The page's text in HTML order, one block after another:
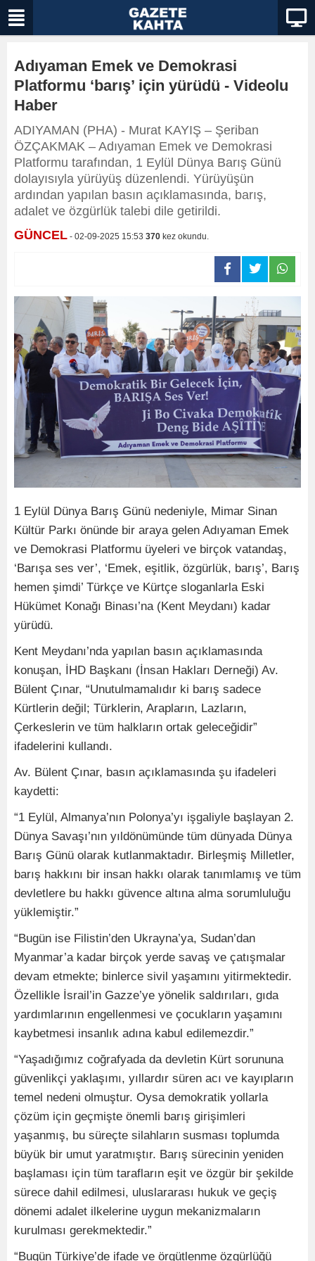
Adıyaman Emek ve Demokrasi
Platformu ‘barış’ için yürüdü - Videolu
Haber
ADIYAMAN (PHA) - Murat KAYIŞ – Şeriban
ÖZÇAKMAK – Adıyaman Emek ve Demokrasi
Platformu tarafından, 1 Eylül Dünya Barış Günü
dolayısıyla yürüyüş düzenlendi. Yürüyüşün
ardından yapılan basın açıklamasında, barış,
adalet ve özgürlük talebi dile getirildi.
GÜNCEL - 02-09-2025 15:53 370 kez okundu.
1 Eylül Dünya Barış Günü nedeniyle, Mimar Sinan
Kültür Parkı önünde bir araya gelen Adıyaman Emek
ve Demokrasi Platformu üyeleri ve birçok vatandaş,
‘Barışa ses ver’, ‘Emek, eşitlik, özgürlük, barış’, Barış
hemen şimdi’ Türkçe ve Kürtçe sloganlarla Eski
Hükümet Konağı Binası’na (Kent Meydanı) kadar
yürüdü.
Kent Meydanı’nda yapılan basın açıklamasında
konuşan, İHD Başkanı (İnsan Hakları Derneği) Av.
Bülent Çınar, “Unutulmamalıdır ki barış sadece
Kürtlerin değil; Türklerin, Arapların, Lazların,
Çerkeslerin ve tüm halkların ortak geleceğidir”
ifadelerini kullandı.
Av. Bülent Çınar, basın açıklamasında şu ifadeleri
kaydetti:
“1 Eylül, Almanya’nın Polonya’yı işgaliyle başlayan 2.
Dünya Savaşı’nın yıldönümünde tüm dünyada Dünya
Barış Günü olarak kutlanmaktadır. Birleşmiş Milletler,
barış hakkını bir insan hakkı olarak tanımlamış ve tüm
devletlere bu hakkı güvence altına alma sorumluluğu
yüklemiştir.”
“Bugün ise Filistin’den Ukrayna’ya, Sudan’dan
Myanmar’a kadar birçok yerde savaş ve çatışmalar
devam etmekte; binlerce sivil yaşamını yitirmektedir.
Özellikle İsrail’in Gazze’ye yönelik saldırıları, gıda
yardımlarının engellenmesi ve çocukların yaşamını
kaybetmesi insanlık adına kabul edilemezdir.”
“Yaşadığımız coğrafyada da devletin Kürt sorununa
güvenlikçi yaklaşımı, yıllardır süren acı ve kayıpların
temel nedeni olmuştur. Oysa demokratik yollarla
çözüm için geçmişte önemli barış girişimleri
yaşanmış, bu süreçte silahların susması toplumda
büyük bir umut yaratmıştır. Barış sürecinin yeniden
başlaması için tüm tarafların eşit ve özgür bir şekilde
sürece dahil edilmesi, uluslararası hukuk ve geçiş
dönemi adalet ilkelerine uygun mekanizmaların
kurulması gerekmektedir.”
“Bugün Türkiye’de ifade ve örgütlenme özgürlüğü